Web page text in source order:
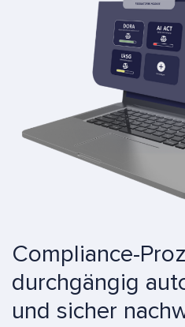
Compliance-
durchgängig
und sicher